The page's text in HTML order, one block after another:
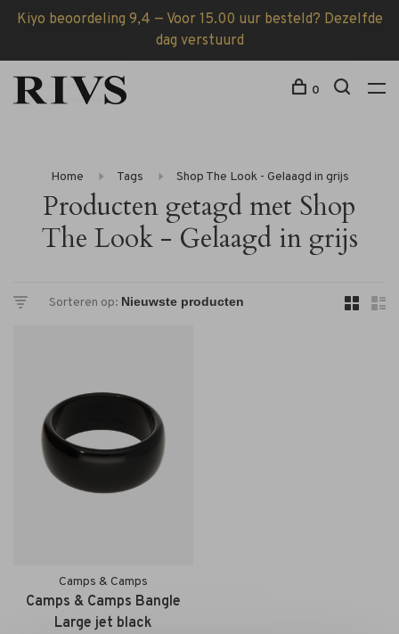
Kiyo beoordeling 9,4 — Voor 15.00 uur besteld? Dezelfde
dag verstuurd
0
Home Tags Shop The Look - Gelaagd in grijs
Producten getagd met Shop
The Look - Gelaagd in grijs
Sorteren op:
Camps & Camps
Camps & Camps Bangle
Large jet black